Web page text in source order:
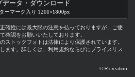
データ・ダウンロード
ーマーク入り 1200×1800px
確性には最大限の注意を払っておりますが、ご使
確認をお願いいたしております。
ストックフォトは法律により保護されています。
ます。詳しくは、利用規約ならびにプライスリス
© R-creation